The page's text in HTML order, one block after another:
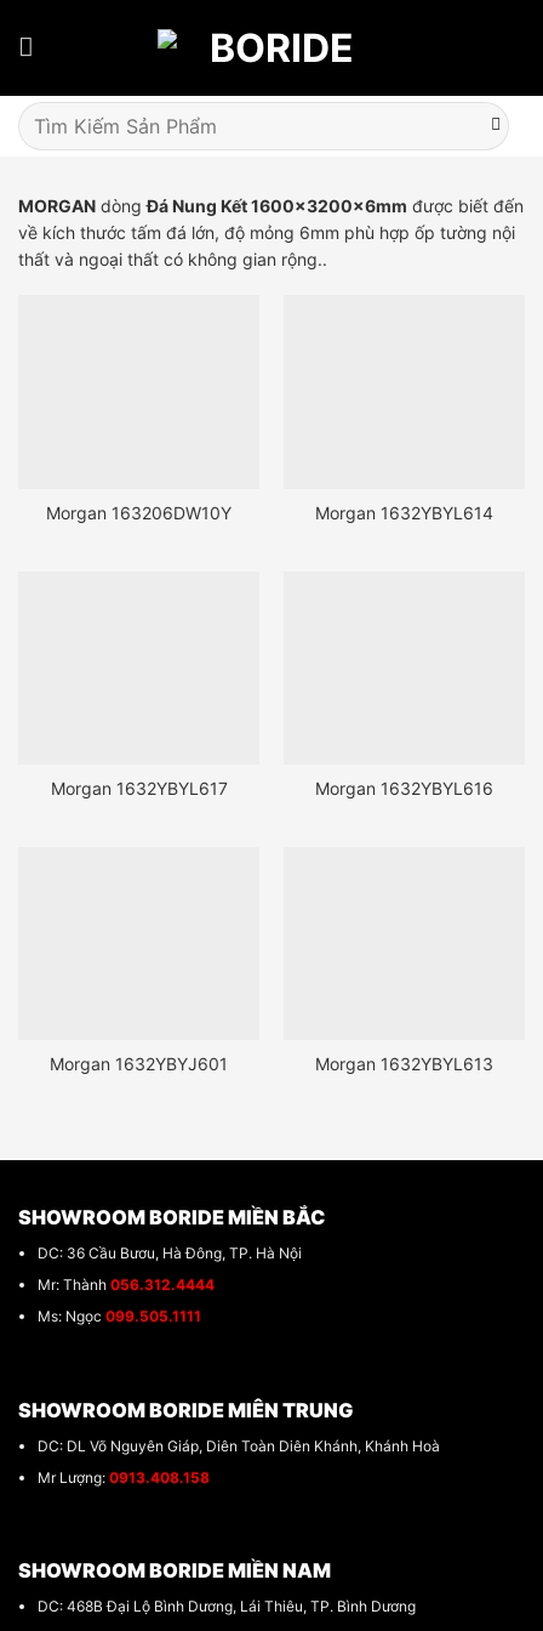
Tìm
kiếm:
MORGAN dòngĐá Nung Kết 1600x3200x6mm được biết đến
về kích thước tấm đá lớn, độ mỏng 6mm phù hợp ốp tường nội
thất và ngoại thất có không gian rộng..
Morgan 163206DW10Y Morgan 1632YBYL614
Morgan 1632YBYL617 Morgan 1632YBYL616
Morgan 1632YBYJ601 Morgan 1632YBYL613
SHOWROOM BORIDE MIỀN BẮC
DC: 36 Cầu Bươu, Hà Đông, TP. Hà Nội
Mr: Thành 056.312.4444
Ms: Ngọc 099.505.1111
SHOWROOM BORIDE MIÊN TRUNG
DC: DL Võ Nguyên Giáp, Diên Toàn Diên Khánh, Khánh Hoà
Mr Lượng: 0913.408.158
SHOWROOM BORIDE MIỀN NAM
DC: 468B Đại Lộ Bình Dương, Lái Thiêu, TP. Bình Dương